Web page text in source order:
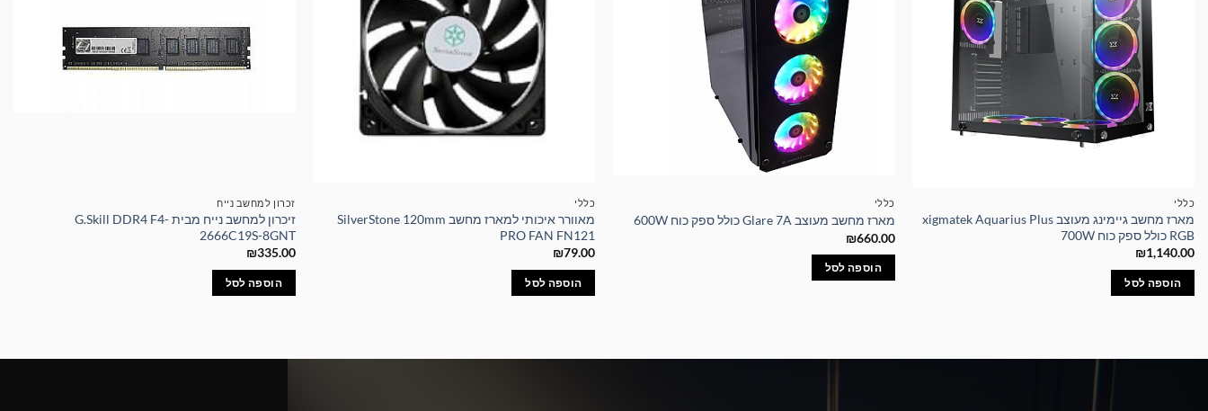
כללי
מארז מחשב גיימינג מעוצב xigmatek Aquarius Plus
RGB כולל ספק כוח 700W
₪1,140.00
הוספה לסל
כללי
מארז מחשב מעוצב Glare 7A כולל ספק כוח 600W
₪660.00
הוספה לסל
כללי
מאוורר איכותי למארז מחשב SilverStone 120mm
PRO FAN FN121
₪79.00
הוספה לסל
זכרון למחשב נייח
זיכרון למחשב נייח מבית G.Skill DDR4 F4-
2666C19S-8GNT
₪335.00
הוספה לסל